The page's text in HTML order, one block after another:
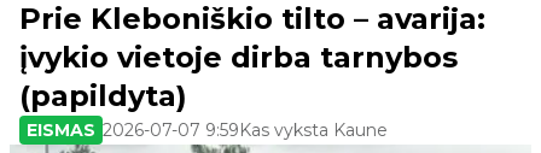
Prie Kleboniškio tilto – avarija:
įvykio vietoje dirba tarnybos
(papildyta)
EISMAS 2026-07-07 9:59Kas vyksta Kaune